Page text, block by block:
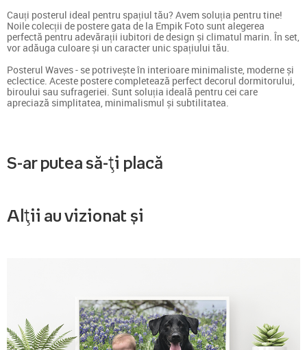
Cauți posterul ideal pentru spațiul tău? Avem soluția pentru tine!
Noile colecții de postere gata de la Empik Foto sunt alegerea
perfectă pentru adevărații iubitori de design și climatul marin. În set,
vor adăuga culoare și un caracter unic spațiului tău.
Posterul Waves - se potrivește în interioare minimaliste, moderne și
eclectice. Aceste postere completează perfect decorul dormitorului,
biroului sau sufrageriei. Sunt soluția ideală pentru cei care
apreciază simplitatea, minimalismul și subtilitatea.
S-ar putea să-ți placă
Alții au vizionat și